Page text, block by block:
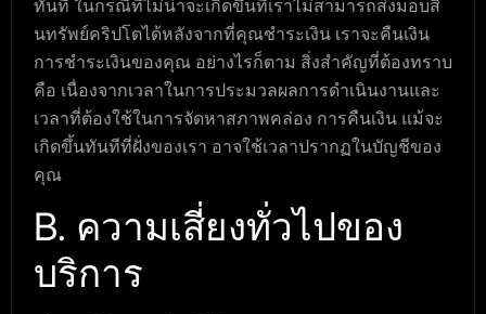
ทันที ในกรณีที่ไม่น่าจะเกิดขึ้นที่เราไม่สามารถส่งมอบสิ
นทรัพย์คริปโตได้หลังจากที่คุณชำระเงิน เราจะคืนเงิน
การชำระเงินของคุณ อย่างไรก็ตาม สิ่งสำคัญที่ต้องทราบ
คือ เนื่องจากเวลาในการประมวลผลการดำเนินงานและ
เวลาที่ต้องใช้ในการจัดหาสภาพคล่อง การคืนเงิน แม้จะ
เกิดขึ้นทันทีที่ฝั่งของเรา อาจใช้เวลาปรากฏในบัญชีของ
คุณ
B. ความเสี่ยงทั่วไปของ
บริการ